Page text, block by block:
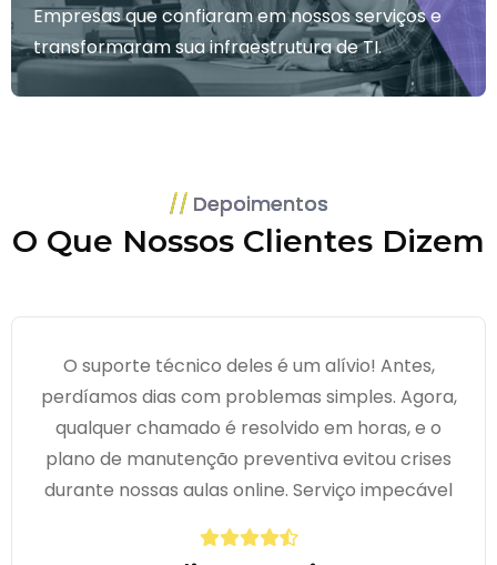
Empresas que confiaram em nossos serviços e
transformaram sua infraestrutura de TI.
Depoimentos
O Que Nossos Clientes Dizem
O suporte técnico deles é um alívio! Antes,
perdíamos dias com problemas simples. Agora,
qualquer chamado é resolvido em horas, e o
plano de manutenção preventiva evitou crises
durante nossas aulas online. Serviço impecável